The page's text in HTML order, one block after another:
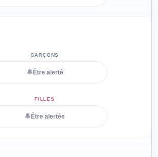
🔔 Être alerté
🔔 Être alertée